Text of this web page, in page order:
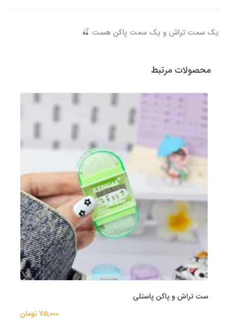
یک سمت تراش و یک سمت پاکن هست 🍒
محصولات مرتبط
ست تراش و پاکن پاستلی
75,000 تومان